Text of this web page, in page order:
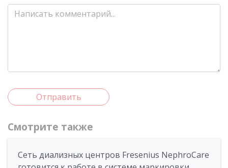
Отправить
Смотрите также
Сеть диализных центров Fresenius NephroCare